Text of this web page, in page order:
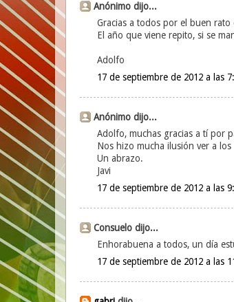
Anónimo dijo...
Gracias a todos por el buen
El año que viene repito, si se
Adolfo
17 de septiembre de 2012 a las
Anónimo dijo...
Adolfo, muchas gracias a tí por
Nos hizo mucha ilusión ver a
Un abrazo.
Javi
17 de septiembre de 2012 a las
Consuelo dijo...
Enhorabuena a todos, un día
17 de septiembre de 2012 a las